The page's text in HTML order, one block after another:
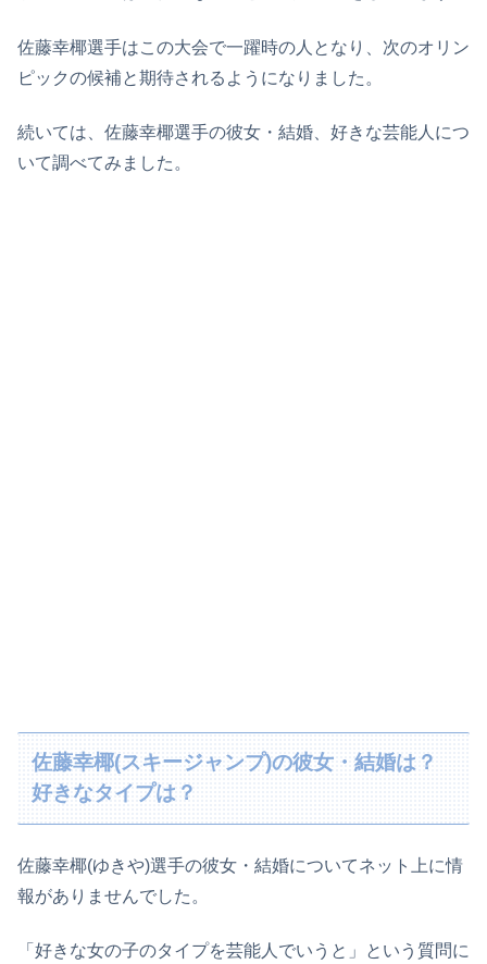
佐藤幸椰選手はこの大会で一躍時の人となり、次のオリン
ピックの候補と期待されるようになりました。
続いては、佐藤幸椰選手の彼女・結婚、好きな芸能人につ
いて調べてみました。
佐藤幸椰(スキージャンプ)の彼女・結婚は？
好きなタイプは？
佐藤幸椰(ゆきや)選手の彼女・結婚についてネット上に情
報がありませんでした。
「好きな女の子のタイプを芸能人でいうと」という質問に